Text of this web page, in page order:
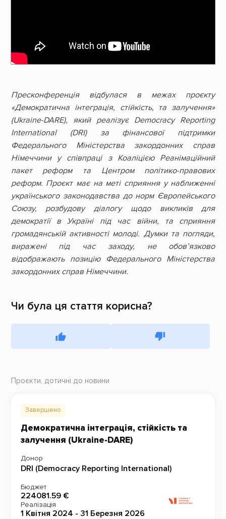
Пресконференція відбулася в межах проєкту
«Демократична інтеграція, стійкість, та залучення»
(Ukraine-DARE), який реалізує Democracy Reporting
International (DRI) за фінансової підтримки
Федерального Міністерства закордонних справ
Німеччини у співпраці з Коаліцією Реанімаційний
пакет реформ та Центром політико-правових
реформ. Проєкт має на меті сприяння у наближенні
українського законодавства до норм Європейського
Союзу, розбудову діалогу щодо викликів для
демократії в Україні під час війни, та сприяння
громадянській активності молоді. Думки та погляди,
виражені під час заходу, не обов’язково
відображають позицію Федерального Міністерства
закордонних справ Німеччини.
Чи була ця стаття корисна?
Проєкти, дотичні до новини
Завершено
Демократична інтеграція, стійкість та
залучення (Ukraine-DARE)
Донор
DRI (Democracy Reporting International)
Бюджет
224081.59 €
Реалізація
1 Квітня 2024 - 31 Березня 2026